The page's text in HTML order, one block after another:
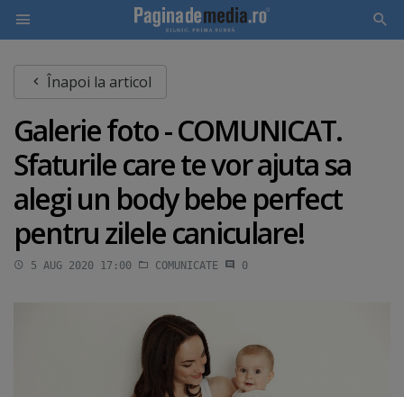
main
content
Înapoi la articol
Galerie foto - COMUNICAT.
Sfaturile care te vor ajuta sa
alegi un body bebe perfect
pentru zilele caniculare!
5 AUG 2020 17:00 COMUNICATE 0